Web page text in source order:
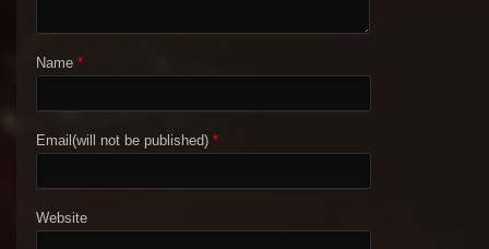
Name *
Email(will not be published) *
Website